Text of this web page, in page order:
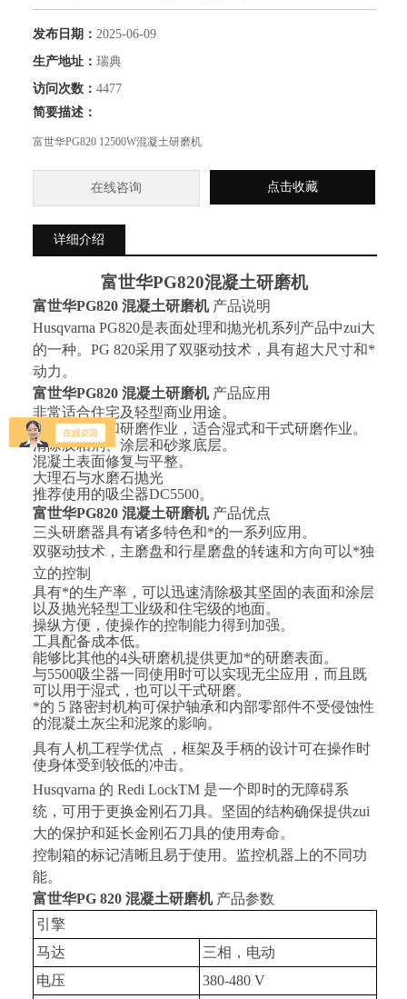
发布日期： 2025-06-09
生产地址： 瑞典
访问次数： 4477
简要描述：
富世华PG820 12500W混凝土研磨机
在线咨询 点击收藏
详细介绍
富世华PG820混凝土研磨机
富世华PG820 混凝土研磨机 产品说明
Husqvarna PG820是表面处理和抛光机系列产品中zui大
的一种。 PG 820采用了双驱动技术，具有超大尺寸和*
动力。
富世华PG820 混凝土研磨机 产品应用
非常适合住宅及轻型商业用途。
所有的抛光和研磨作业，适合湿式和干式研磨作业。
清除胶粘剂、涂层和砂浆底层。
混凝土表面修复与平整。
大理石与水磨石抛光
推荐使用的吸尘器DC5500。
富世华PG820 混凝土研磨机 产品优点
三头研磨器具有诸多特色和*的一系列应用。
双驱动技术，主磨盘和行星磨盘的转速和方向可以*独
立的控制
具有*的生产率，可以迅速清除极其坚固的表面和涂层
以及抛光轻型工业级和住宅级的地面。
操纵方便，使操作的控制能力得到加强。
工具配备成本低。
能够比其他的4头研磨机提供更加*的研磨表面。
与5500吸尘器一同使用时可以实现无尘应用，而且既
可以用于湿式，也可以干式研磨。
*的 5 路密封机构可保护轴承和内部零部件不受侵蚀性
的混凝土灰尘和泥浆的影响。
具有人机工程学优点
， 框架及手柄的设计可在操作时
使身体受到较低的冲击。
Husqvarna 的 Redi LockTM 是一个即时的无障碍系
统，可用于更换金刚石刀具。坚固的结构确保提供zui
大的保护和延长金刚石刀具的使用寿命。
控制箱的标记清晰且易于使用。监控机器上的不同功
能。
富世华PG 820 混凝土研磨机 产品参数
引擎
马达
三相，电动
电压
380-480 V